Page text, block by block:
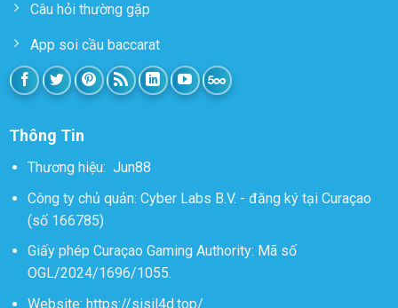
Câu hỏi thường gặp
App soi cầu baccarat
Thông Tin
Thương hiệu: Jun88
Công ty chủ quản: Cyber Labs B.V. - đăng ký tại Curaçao
(số 166785)
Giấy phép Curaçao Gaming Authority: Mã số
OGL/2024/1696/1055.
Website: https://sisil4d.top/